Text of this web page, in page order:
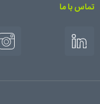
تماس با ما